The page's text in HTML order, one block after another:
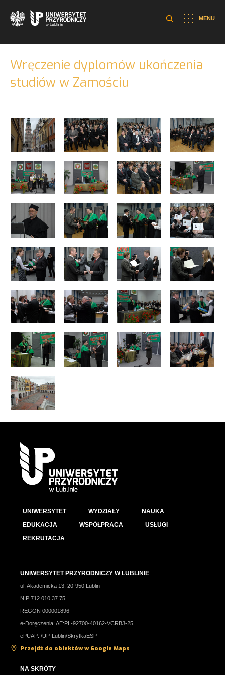
MENU
Wręczenie dyplomów ukończenia
studiów w Zamościu
UNIWERSYTET WYDZIAŁY
NAUKA
EDUKACJA
WSPÓŁPRACA
USŁUGI
REKRUTACJA
UNIWERSYTET PRZYRODNICZY W LUBLINIE
ul. Akademicka 13, 20-950 Lublin
NIP 712 010 37 75
REGON 000001896
e-Doręczenia: AE:PL-92700-40162-VCRBJ-25
ePUAP: /UP-Lublin/SkrytkaESP
Przejdź do obiektów w Google Maps
NA SKRÓTY